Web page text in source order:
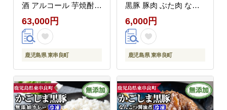
酒 アルコール 芋焼酎
薩摩芋 常温 常温保存
【児玉酒店】
63,000円
鹿児島県 東串良町
黒豚 豚肉 ぶた肉 なん
こつ 軟骨 丼ぶり どん
ぶり 惣菜 【鹿児島ます
や】
6,000円
鹿児島県 東串良町